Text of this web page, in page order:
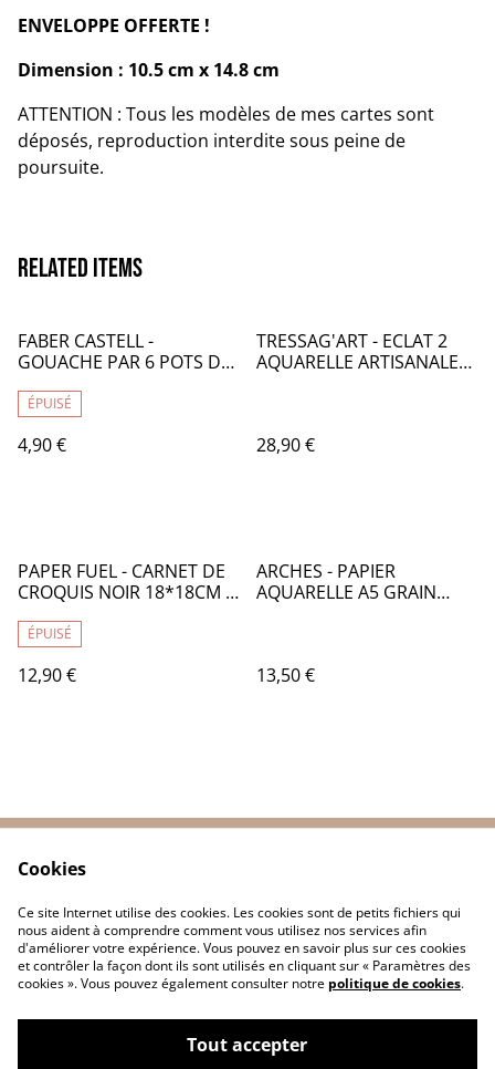
ENVELOPPE OFFERTE !
Dimension : 10.5 cm x 14.8 cm
ATTENTION : Tous les modèles de mes cartes sont
déposés, reproduction interdite sous peine de
poursuite.
Related items
FABER CASTELL -
GOUACHE PAR 6 POTS DE
ÉPUISÉ
4,90 €
TRESSAG'ART - ECLAT 2
AQUARELLE ARTISANALE
28,90 €
PAPER FUEL - CARNET DE
CROQUIS NOIR 18*18CM -
ÉPUISÉ
12,90 €
ARCHES - PAPIER
AQUARELLE A5 GRAIN
13,50 €
Politique de
confidentialité
Politique de cookies
Cookies
Ce site Internet utilise des cookies. Les cookies sont de petits fichiers qui
nous aident à comprendre comment vous utilisez nos services afin
d'améliorer votre expérience. Vous pouvez en savoir plus sur ces cookies
et contrôler la façon dont ils sont utilisés en cliquant sur « Paramètres des
cookies ». Vous pouvez également consulter notre politique de cookies.
Tout accepter